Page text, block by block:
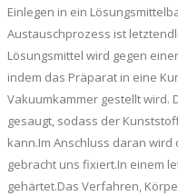
Einlegen in ein
Austauschprozess ist
Lösungsmittel wird gegen
indem das Präparat in eine
Vakuumkammer gestellt wird.
gesaugt, sodass der
kann.Im Anschluss daran
gebracht uns fixiert.In einem
gehärtet.Das Verfahren,